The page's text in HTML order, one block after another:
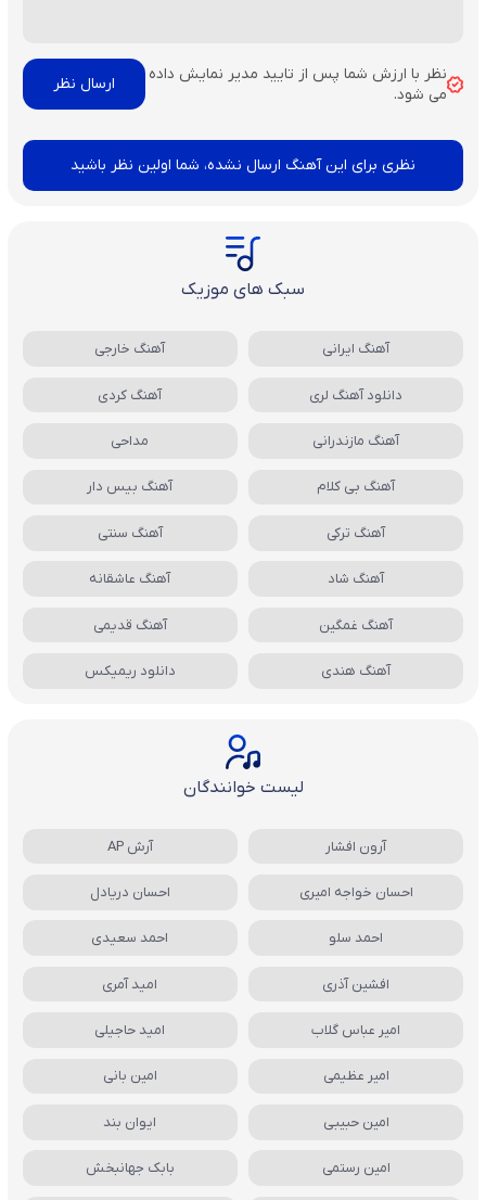
نظر با ارزش شما پس از تایید مدیر نمایش داده
می شود.
نظری برای این آهنگ ارسال نشده، شما اولین نظر باشید
سبک های موزیک
آهنگ ایرانی آهنگ خارجی
دانلود آهنگ لری آهنگ کردی
آهنگ مازندرانی مداحی
آهنگ بی کلام آهنگ بیس دار
آهنگ ترکی آهنگ سنتی
آهنگ شاد آهنگ عاشقانه
آهنگ غمگین آهنگ قدیمی
آهنگ هندی دانلود ریمیکس
لیست خوانندگان
آرون افشار آرش AP
احسان خواجه امیری احسان دریادل
احمد سلو احمد سعیدی
افشین آذری امید آمری
امیر عباس گلاب امید حاجیلی
امیر عظیمی امین بانی
امین حبیبی ایوان بند
امین رستمی بابک جهانبخش